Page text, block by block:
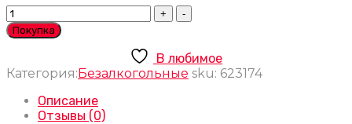
Морс
собственного
производства
количество
Покупка
В любимое
Категория:Безалкогольные sku: 623174
Описание
Отзывы (0)